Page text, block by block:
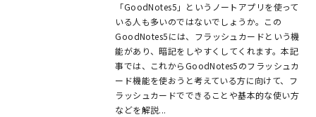
「GoodNotes5」というノートアプリを使って
いる人も多いのではないでしょうか。この
GoodNotes5には、フラッシュカードという機
能があり、暗記をしやすくしてくれます。本記
事では、これからGoodNotes5のフラッシュカ
ード機能を使おうと考えている方に向けて、フ
ラッシュカードでできることや基本的な使い方
などを解説...